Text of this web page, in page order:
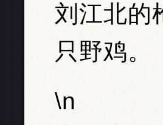
刘江北的
只野鸡。
\n